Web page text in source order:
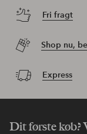
Fri fragt
Shop nu,
Express
Dit første køb?